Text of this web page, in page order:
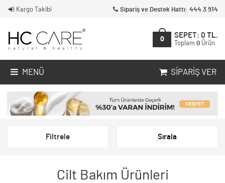
Kargo Takibi Sipariş ve Destek Hattı: 444 3 914
0
SEPET: 0 TL.
Toplam 0 Ürün
MENÜ SIPARIŞ VER
Filtrele Sırala
Cilt Bakım Ürünleri